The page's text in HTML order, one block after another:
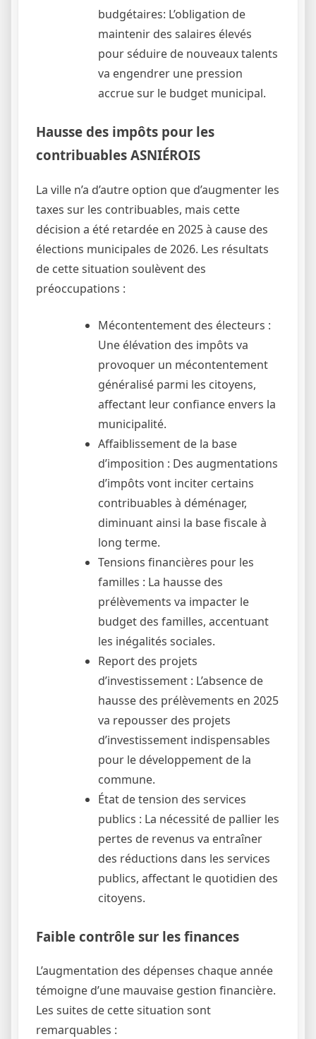
budgétaires: L’obligation de
maintenir des salaires élevés
pour séduire de nouveaux talents
va engendrer une pression
accrue sur le budget municipal.
Hausse des impôts pour les
contribuables ASNIÉROIS
La ville n’a d’autre option que d’augmenter les
taxes sur les contribuables, mais cette
décision a été retardée en 2025 à cause des
élections municipales de 2026. Les résultats
de cette situation soulèvent des
préoccupations :
Mécontentement des électeurs :
Une élévation des impôts va
provoquer un mécontentement
généralisé parmi les citoyens,
affectant leur confiance envers la
municipalité.
Affaiblissement de la base
d’imposition : Des augmentations
d’impôts vont inciter certains
contribuables à déménager,
diminuant ainsi la base fiscale à
long terme.
Tensions financières pour les
familles : La hausse des
prélèvements va impacter le
budget des familles, accentuant
les inégalités sociales.
Report des projets
d’investissement : L’absence de
hausse des prélèvements en 2025
va repousser des projets
d’investissement indispensables
pour le développement de la
commune.
État de tension des services
publics : La nécessité de pallier les
pertes de revenus va entraîner
des réductions dans les services
publics, affectant le quotidien des
citoyens.
Faible contrôle sur les finances
L’augmentation des dépenses chaque année
témoigne d’une mauvaise gestion financière.
Les suites de cette situation sont
remarquables :